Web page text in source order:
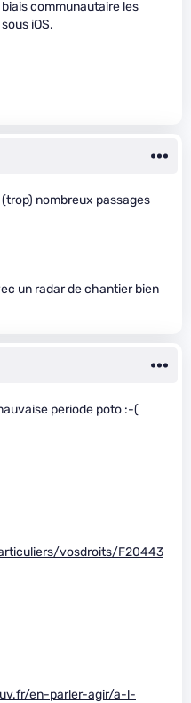
communautaire les
iOS.
nombreux passages
un radar de chantier bien
periode poto :-(
vosdroits/F20443
en-parler-agir/a-l-